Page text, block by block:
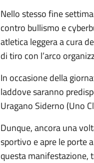
Nello stesso fine
contro bullismo e
atletica leggera a cura
di tiro con l’arco
In occasione della
laddove saranno
Uragano Siderno (Uno
Dunque, ancora una
sportivo e apre le porte
questa manifestazione,